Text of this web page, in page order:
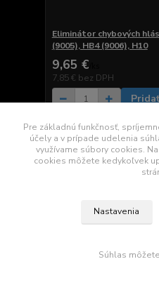
Eliminátor chybových
(9005), HB4 (9006), H10
9,65 €
7,85 € bez DPH
Pre základnú funkčnosť,
účely a v prípade udelenia
využívame súbory cookies.
cookies môžete kedykoľvek
Nastavenia
Súhlas